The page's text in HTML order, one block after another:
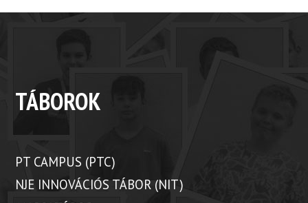
TÁBOROK
PT CAMPUS (PTC)
NJE INNOVÁCIÓS TÁBOR (NIT)